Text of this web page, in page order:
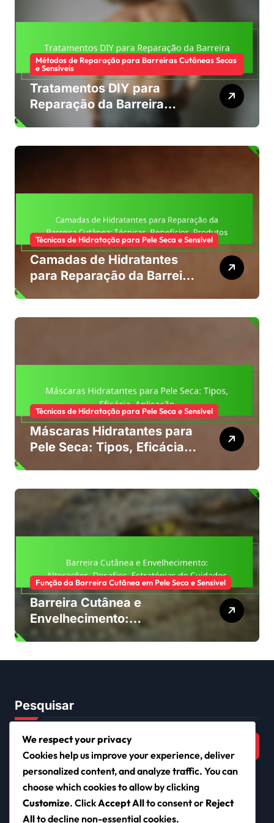
Métodos de Reparação para Barreiras Cutâneas Secas
e Sensíveis
Tratamentos DIY para
Reparação da Barreira
Cutânea: Receitas,
Técnicas de Hidratação para Pele Seca e Sensível
Camadas de Hidratantes
para Reparação da Barreira
Técnicas de Hidratação para Pele Seca e Sensível
Máscaras Hidratantes para
Pele Seca: Tipos, Eficácia,
Função da Barreira Cutânea em Pele Seca e Sensível
Barreira Cutânea e
Envelhecimento:
Alterações, Desafios,
Pesquisar
Search
for:
nhlhotstove.com
We respect your privacy
Cookies help us improve your experience, deliver
personalized content, and analyze traffic. You can
choose which cookies to allow by clicking
Customize. ClickAccept Allto consent or Reject
Allto decline non-essential cookies.